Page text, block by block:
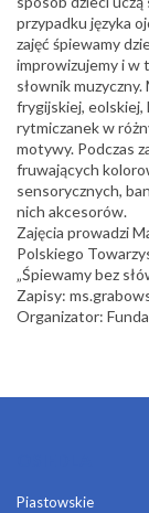
przypadku języka
zajęć śpiewamy
improwizujemy i w
słownik
frygijskiej, eolskiej,
rytmiczanek w
motywy. Podczas
fruwających
sensorycznych,
nich akcesorów.
Zajęcia prowadzi
Polskiego
„Śpiewamy bez
Zapisy:
Organizator:
Piastowskie